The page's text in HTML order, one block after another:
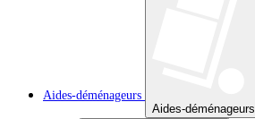
Aides-déménageurs
Aides-déménageurs